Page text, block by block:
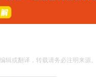
辑或翻译，转载请务必注明来源。